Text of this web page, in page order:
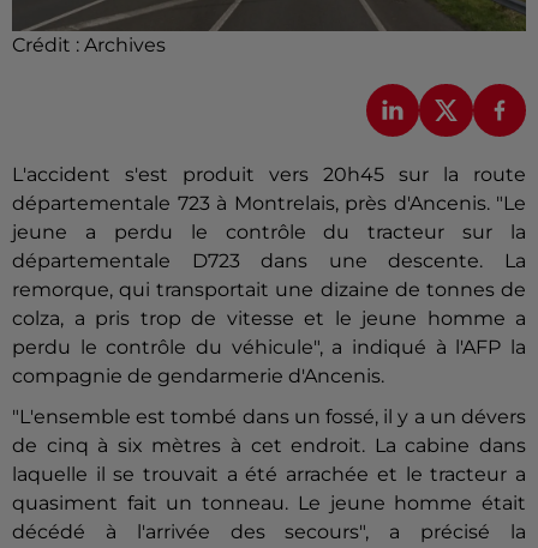
Crédit : Archives
L'accident s'est produit vers 20h45 sur la route
départementale 723 à Montrelais, près d'Ancenis. "Le
jeune a perdu le contrôle du tracteur sur la
départementale D723 dans une descente. La
remorque, qui transportait une dizaine de tonnes de
colza, a pris trop de vitesse et le jeune homme a
perdu le contrôle du véhicule", a indiqué à l'AFP la
compagnie de gendarmerie d'Ancenis.
"L'ensemble est tombé dans un fossé, il y a un dévers
de cinq à six mètres à cet endroit. La cabine dans
laquelle il se trouvait a été arrachée et le tracteur a
quasiment fait un tonneau. Le jeune homme était
décédé à l'arrivée des secours", a précisé la